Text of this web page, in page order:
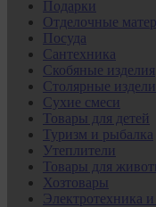
Подарки
Отделочные
Посуда
Сантехника
Скобяные изделия
Столярные
Сухие смеси
Товары для детей
Туризм и рыбалка
Утеплители
Товары для
Хозтовары
Электротехника